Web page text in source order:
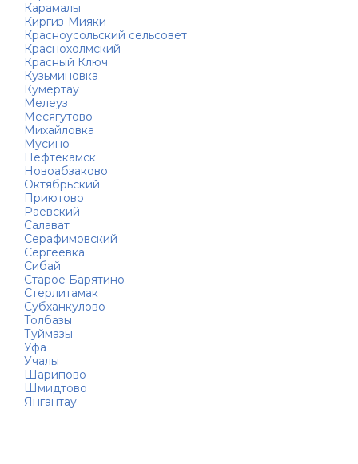
Карамалы
Киргиз-Мияки
Красноусольский сельсовет
Краснохолмский
Красный Ключ
Кузьминовка
Кумертау
Мелеуз
Месягутово
Михайловка
Мусино
Нефтекамск
Новоабзаково
Октябрьский
Приютово
Раевский
Салават
Серафимовский
Сергеевка
Сибай
Старое Барятино
Стерлитамак
Субханкулово
Толбазы
Туймазы
Уфа
Учалы
Шарипово
Шмидтово
Янгантау